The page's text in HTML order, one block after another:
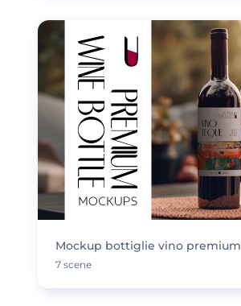
Mockup bottiglie vino premium
7 scene